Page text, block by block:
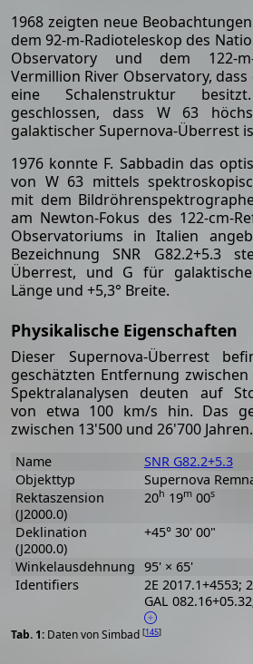
1968 zeigten neue
dem 92-m-Radioteleskop des
Observatory und dem 122-
Vermillion River Observatory, dass
eine Schalenstruktur
geschlossen, dass W 63
galaktischer Supernova-Überrest
1976 konnte F. Sabbadin das
von W 63 mittels
mit dem
am Newton-Fokus des 122-cm-
Observatoriums in Italien
Bezeichnung SNR G82.2+5.3
Überrest, und G für
Länge und +5,3° Breite.
Physikalische Eigenschaften
Dieser Supernova-Überrest
geschätzten Entfernung
Spektralanalysen deuten auf
von etwa 100 km/s hin. Das
zwischen 13'500 und 26'700 Jahren.
Daten von Simbad [145]
Name
SNR G82.2+5.3
Objekttyp
Supernova
Rektaszension
(J2000.0)
20h 19m00s
Deklination
(J2000.0)
+45° 30' 00"
Winkelausdehnung 95' × 65'
Identifiers
2E 2017.1+4553;
GAL